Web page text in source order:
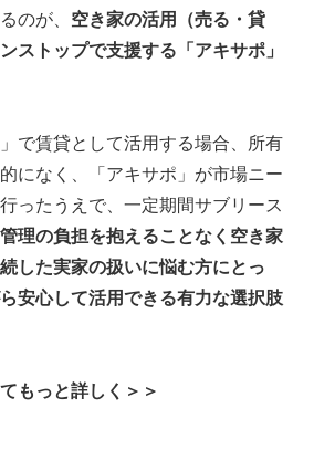
のが、 空き家の活用（売る・貸
ストップで支援する「アキサポ」
で賃貸として活用する場合、所有
になく、「アキサポ」が市場ニー
ったうえで、一定期間サブリース
理の負担を抱えることなく空き家
した実家の扱いに悩む方にとっ
安心して活用できる有力な選択肢
もっと詳しく＞＞